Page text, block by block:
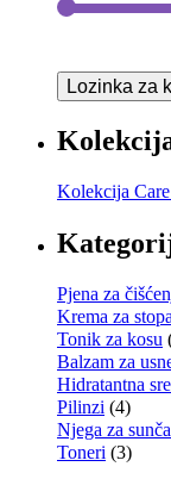
Lozinka za
Kolekcija
Pjena za
Krema za
Tonik za kosu
Balzam za
Hidratantna
Pilinzi (4)
Njega za
Toneri (3)